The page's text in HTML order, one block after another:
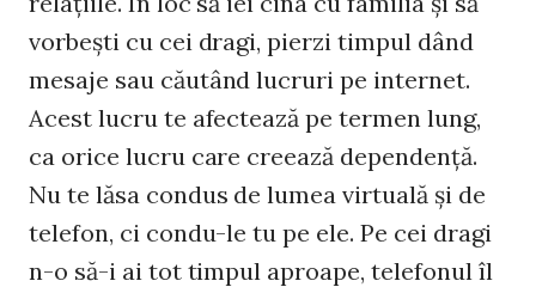
vorbeşti cu cei dragi, pierzi timpul dând
mesaje sau căutând lucruri pe internet.
Acest lucru te afectează pe termen lung,
ca orice lucru care creează dependenţă.
Nu te lăsa condus de lumea virtuală şi de
telefon, ci condu-le tu pe ele. Pe cei dragi
n-o să-i ai tot timpul aproape, telefonul îl